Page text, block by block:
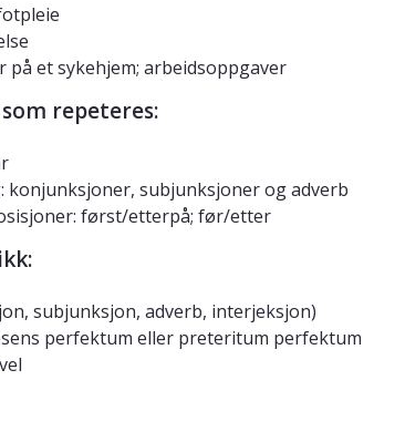
på et sykehjem; arbeidsoppgaver
repeteres:
konjunksjoner, subjunksjoner og adverb
først/etterpå; før/etter
subjunksjon, adverb, interjeksjon)
perfektum eller preteritum perfektum